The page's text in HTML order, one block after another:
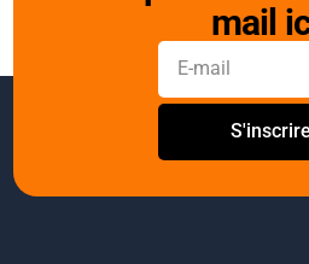
mail
S'inscrire